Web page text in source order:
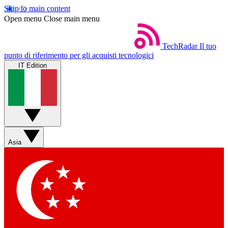
Skip to main content
Open menu Close main menu
TechRadar Il tuo
punto di riferimento per gli acquisti tecnologici
IT Edition
Asia